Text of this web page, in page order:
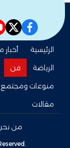
الرئيسية أخبار
الرياضة
فن
منوعات ومجتمع
مقالات
من